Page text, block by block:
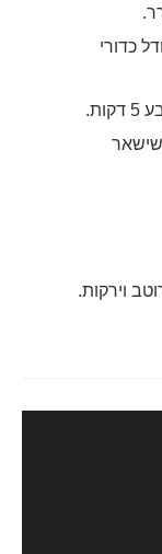
כדורי
שישאר
וירקות.